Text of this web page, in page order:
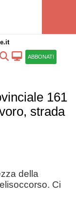
ABBONATI
161
strada
della
Ci